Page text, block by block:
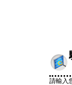
請輸入